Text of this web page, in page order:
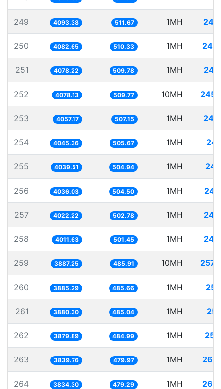
249 4093.38 511.67 1MH
250 4082.65 510.33 1MH
251 4078.22 509.78 1MH
252 4078.13 509.77 10MH
253 4057.17 507.15 1MH
254 4045.36 505.67 1MH
255 4039.51 504.94 1MH
256 4036.03 504.50 1MH
257 4022.22 502.78 1MH
258 4011.63 501.45 1MH
259 3887.25 485.91 10MH
260 3885.29 485.66 1MH
261 3880.30 485.04 1MH
262 3879.89 484.99 1MH
263 3839.76 479.97 1MH
264 3834.30 479.29 1MH